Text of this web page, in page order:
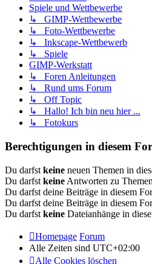
Spiele und Wettbewerbe
↳ GIMP-Wettbewerbe
↳ Foto-Wettbewerbe
↳ Inkscape-Wettbewerb
↳ Spiele
GIMP-Werkstatt
↳ Foren Anleitungen
↳ Rund ums Forum
↳ Off Topic
↳ Hallo! Ich bin neu hier ...
↳ Fotokurs
Berechtigungen in diesem
Du darfst keine neuen Themen in
Du darfst keine Antworten zu
Du darfst deine Beiträge in diesem
Du darfst deine Beiträge in diesem
Du darfst keine Dateianhänge in
Homepage Forum
Alle Zeiten sind UTC+02:00
Alle Cookies löschen